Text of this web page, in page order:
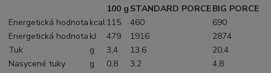
100 g STANDARD PORCEBIG PORCE
Energetická hodnota kcal115 460
690
Energetická hodnota kJ 479 1916
2874
Tuk
g 3,4 13,6
20,4
Nasycené tuky
g 0,8 3,2
4,8